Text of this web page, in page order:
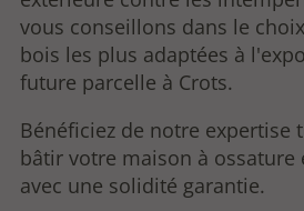
vous conseillons dans le
bois les plus adaptées à
future parcelle à Crots.
Bénéficiez de notre expertise
bâtir votre maison à ossature
avec une solidité garantie.